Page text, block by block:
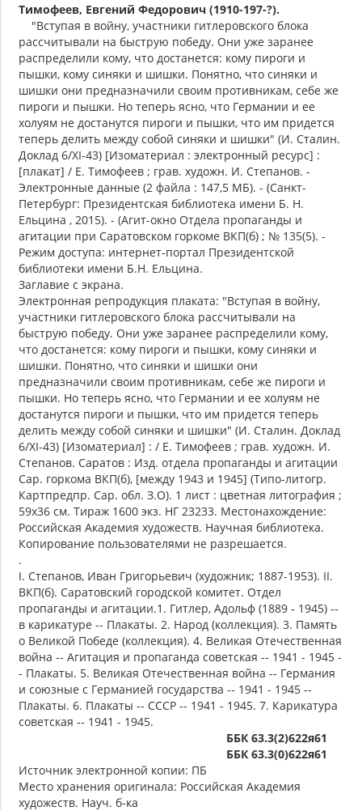
Тимофеев, Евгений Федорович (1910-197-?).
"Вступая в войну, участники гитлеровского блока
рассчитывали на быструю победу. Они уже заранее
распределили кому, что достанется: кому пироги и
пышки, кому синяки и шишки. Понятно, что синяки и
шишки они предназначили своим противникам, себе же
пироги и пышки. Но теперь ясно, что Германии и ее
холуям не достанутся пироги и пышки, что им придется
теперь делить между собой синяки и шишки" (И. Сталин.
Доклад 6/XI-43) [Изоматериал : электронный ресурс] :
[плакат] / Е. Тимофеев ; грав. художн. И. Степанов. -
Электронные данные (2 файла : 147,5 МБ). - (Санкт-
Петербург: Президентская библиотека имени Б. Н.
Ельцина , 2015). - (Агит-окно Отдела пропаганды и
агитации при Саратовском горкоме ВКП(б) ; № 135(5). -
Режим доступа: интернет-портал Президентской
библиотеки имени Б.Н. Ельцина.
Заглавие с экрана.
Электронная репродукция плаката: "Вступая в войну,
участники гитлеровского блока рассчитывали на
быструю победу. Они уже заранее распределили кому,
что достанется: кому пироги и пышки, кому синяки и
шишки. Понятно, что синяки и шишки они
предназначили своим противникам, себе же пироги и
пышки. Но теперь ясно, что Германии и ее холуям не
достанутся пироги и пышки, что им придется теперь
делить между собой синяки и шишки" (И. Сталин. Доклад
6/XI-43) [Изоматериал] : / Е. Тимофеев ; грав. художн. И.
Степанов. Саратов : Изд. отдела пропаганды и агитации
Сар. горкома ВКП(б), [между 1943 и 1945] (Типо-литогр.
Картпредпр. Сар. обл. З.О). 1 лист : цветная литография ;
59х36 см. Тираж 1600 экз. НГ 23233. Местонахождение:
Российская Академия художеств. Научная библиотека.
Копирование пользователями не разрешается.
.
I. Степанов, Иван Григорьевич (художник; 1887-1953). II.
ВКП(б). Саратовский городской комитет. Отдел
пропаганды и агитации.1. Гитлер, Адольф (1889 - 1945) --
в карикатуре -- Плакаты. 2. Народ (коллекция). 3. Память
о Великой Победе (коллекция). 4. Великая Отечественная
война -- Агитация и пропаганда советская -- 1941 - 1945 -
- Плакаты. 5. Великая Отечественная война -- Германия
и союзные с Германией государства -- 1941 - 1945 --
Плакаты. 6. Плакаты -- СССР -- 1941 - 1945. 7. Карикатура
советская -- 1941 - 1945.
ББК 63.3(2)622я61
ББК 63.3(0)622я61
Источник электронной копии: ПБ
Место хранения оригинала: Российская Академия
художеств. Науч. б-ка